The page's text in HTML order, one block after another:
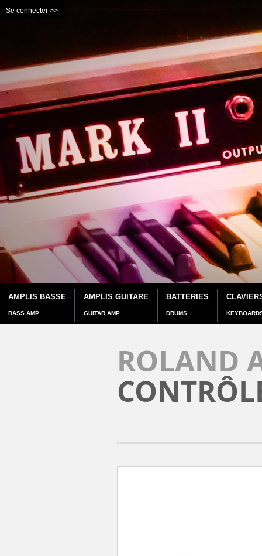
Se connecter >>
AMPLIS BASSE
BASS AMP
AMPLIS GUITARE
GUITAR AMP
BATTERIES
DRUMS
ROLAND